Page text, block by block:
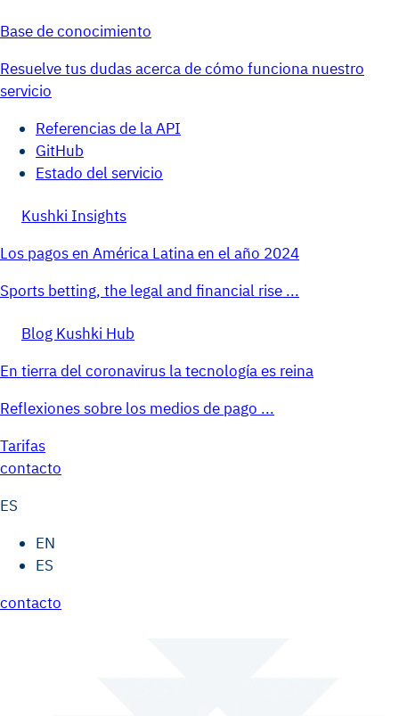
Base de conocimiento
Resuelve tus dudas acerca de cómo funciona nuestro
servicio
Referencias de la API
GitHub
Estado del servicio
Kushki Insights
Los pagos en América Latina en el año 2024
Sports betting, the legal and financial rise ...
Blog Kushki Hub
En tierra del coronavirus la tecnología es reina
Reflexiones sobre los medios de pago ...
Tarifas
contacto
ES
EN
ES
contacto